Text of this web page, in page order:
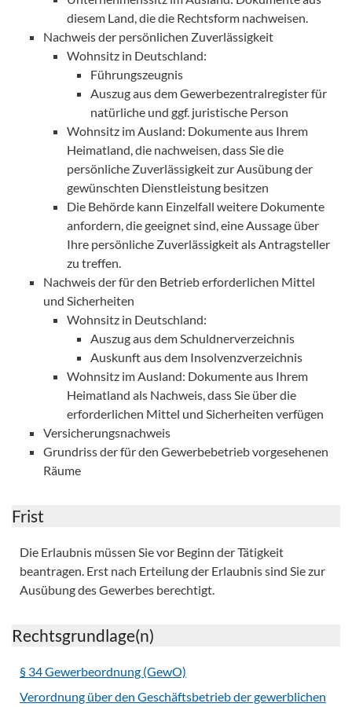
diesem Land, die die Rechtsform nachweisen.
Nachweis der persönlichen Zuverlässigkeit
Wohnsitz in Deutschland:
Führungszeugnis
Auszug aus dem Gewerbezentralregister für
natürliche und ggf. juristische Person
Wohnsitz im Ausland: Dokumente aus Ihrem
Heimatland, die nachweisen, dass Sie die
persönliche Zuverlässigkeit zur Ausübung der
gewünschten Dienstleistung besitzen
Die Behörde kann Einzelfall weitere Dokumente
anfordern, die geeignet sind, eine Aussage über
Ihre persönliche Zuverlässigkeit als Antragsteller
zu treffen.
Nachweis der für den Betrieb erforderlichen Mittel
und Sicherheiten
Wohnsitz in Deutschland:
Auszug aus dem Schuldnerverzeichnis
Auskunft aus dem Insolvenzverzeichnis
Wohnsitz im Ausland: Dokumente aus Ihrem
Heimatland als Nachweis, dass Sie über die
erforderlichen Mittel und Sicherheiten verfügen
Versicherungsnachweis
Grundriss der für den Gewerbebetrieb vorgesehenen
Räume
Frist
Die Erlaubnis müssen Sie vor Beginn der Tätigkeit
beantragen. Erst nach Erteilung der Erlaubnis sind Sie zur
Ausübung des Gewerbes berechtigt.
Rechtsgrundlage(n)
§ 34 Gewerbeordnung (GewO)
Verordnung über den Geschäftsbetrieb der gewerblichen